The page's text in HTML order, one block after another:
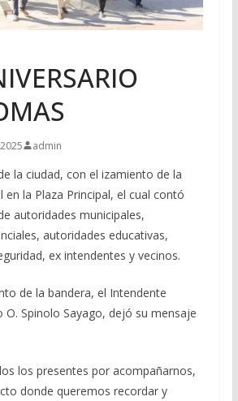
admin
la ciudad, con el izamiento de la
en la Plaza Principal, el cual contó
autoridades municipales,
autoridades educativas,
ex intendentes y vecinos.
de la bandera, el Intendente
O. Spinolo Sayago, dejó su mensaje
los presentes por acompañarnos,
donde queremos recordar y